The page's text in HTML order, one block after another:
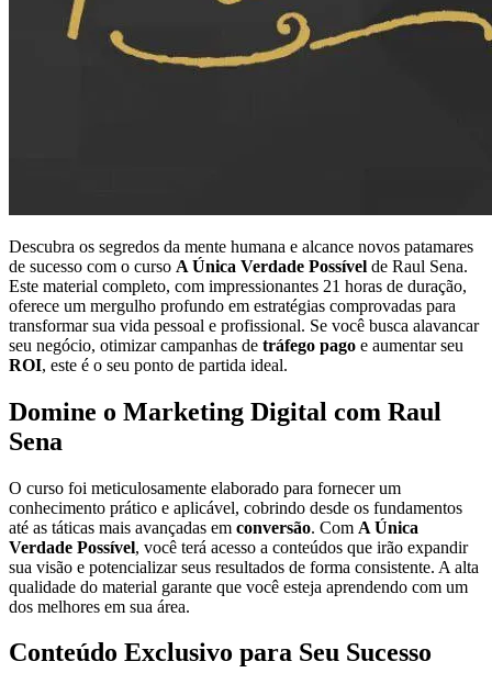
Descubra os segredos da mente humana e alcance novos patamares
de sucesso com o curso A Única Verdade Possível de Raul Sena.
Este material completo, com impressionantes 21 horas de duração,
oferece um mergulho profundo em estratégias comprovadas para
transformar sua vida pessoal e profissional. Se você busca alavancar
seu negócio, otimizar campanhas de tráfego pago e aumentar seu
ROI, este é o seu ponto de partida ideal.
Domine o Marketing Digital com Raul
Sena
O curso foi meticulosamente elaborado para fornecer um
conhecimento prático e aplicável, cobrindo desde os fundamentos
até as táticas mais avançadas em conversão. Com A Única
Verdade Possível, você terá acesso a conteúdos que irão expandir
sua visão e potencializar seus resultados de forma consistente. A alta
qualidade do material garante que você esteja aprendendo com um
dos melhores em sua área.
Conteúdo Exclusivo para Seu Sucesso